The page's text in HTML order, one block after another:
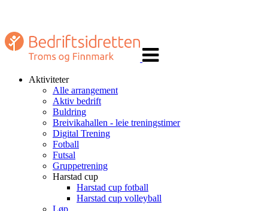
navigasjon
Aktiviteter
Alle arrangement
Aktiv bedrift
Buldring
Breivikahallen - leie treningstimer
Digital Trening
Fotball
Futsal
Gruppetrening
Harstad cup
Harstad cup fotball
Harstad cup volleyball
Løp